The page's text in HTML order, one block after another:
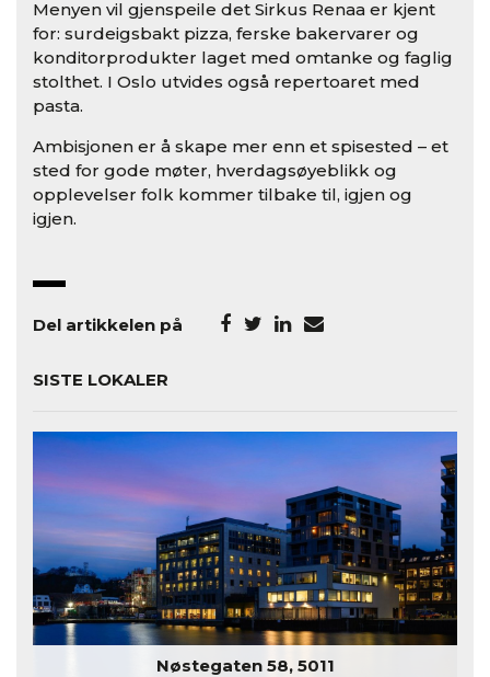
Menyen vil gjenspeile det Sirkus Renaa er kjent
for: surdeigsbakt pizza, ferske bakervarer og
konditorprodukter laget med omtanke og faglig
stolthet. I Oslo utvides også repertoaret med
pasta.
Ambisjonen er å skape mer enn et spisested – et
sted for gode møter, hverdagsøyeblikk og
opplevelser folk kommer tilbake til, igjen og
igjen.
Del artikkelen på
SISTE LOKALER
Nøstegaten 58, 5011